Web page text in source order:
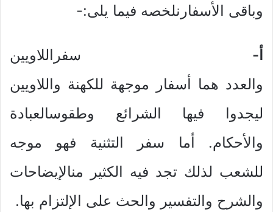
وباقى الأسفارنلخصه فيما يلى:-
أ‌- سفراللاويين
والعدد هما أسفار موجهة للكهنة واللاويين
ليجدوا فيها الشرائع وطقوسالعبادة
والأحكام. أما سفر التثنية فهو موجه
للشعب لذلك تجد فيه الكثير منالإيضاحات
والشرح والتفسير والحث على الإلتزام بها.